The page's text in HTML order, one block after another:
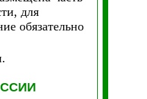
, для
обязательно